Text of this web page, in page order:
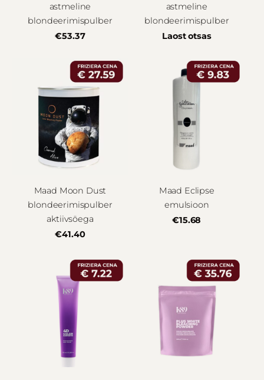
astmeline
blondeerimispulber
€53.37
astmeline
blondeerimispulber
Laost otsas
Maad Moon Dust
blondeerimispulber
aktiivsöega
€41.40
Maad Eclipse
emulsioon
€15.68